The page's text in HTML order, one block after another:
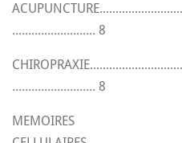
.......................... 8
.......................... 8
MEMOIRES